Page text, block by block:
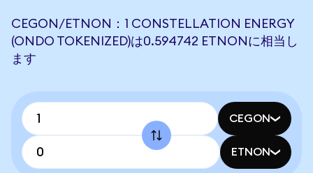
CEGON/ETNON：1 CONSTELLATION ENERGY
(ONDO TOKENIZED)は0.594742 ETNONに相当し
ます
CEGON
ETNON